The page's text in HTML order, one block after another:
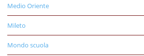
Medio Oriente
Mileto
Mondo scuola